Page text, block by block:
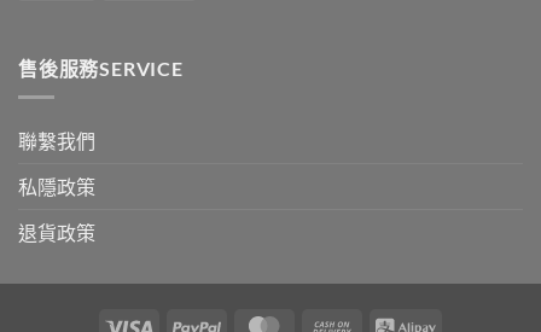
售後服務SERVICE
聯繫我們
私隱政策
退貨政策
Visa PayPal MasterCardCash Alipay